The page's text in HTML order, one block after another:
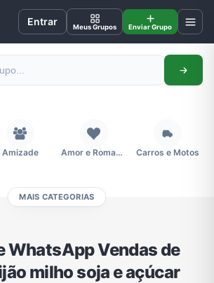
Entrar Meus Grupos Enviar Grupo
Amizade Amor e Romance Carros e Motos
Educação Emagrecimento e Perda de Peso Esportes
MAIS CATEGORIAS
WhatsApp Vendas de
milho soja e açúcar